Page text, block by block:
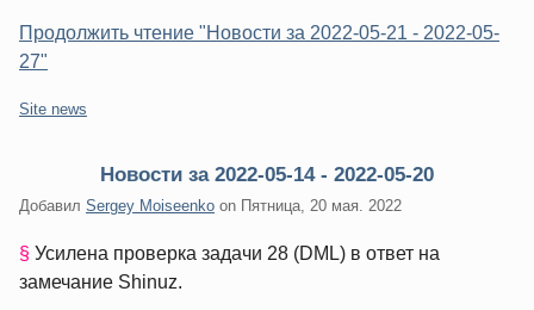
Продолжить чтение "Новости за 2022-05-21 - 2022-05-
27"
Категории:
Site news
Новости за 2022-05-14 - 2022-05-20
Добавил Sergey Moiseenko on Пятница, 20 мая. 2022
§ Усилена проверка задачи 28 (DML) в ответ на
замечание Shinuz.